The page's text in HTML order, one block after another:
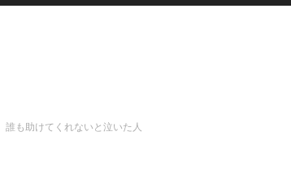
誰も助けてくれないと泣いた人